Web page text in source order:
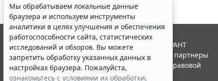
Мы обрабатываем локальные данные
браузера и используем инструменты
аналитики в целях улучшения и обеспечения
работоспособности сайта, статистических
исследований и обзоров. Вы можете
запретить обработку указанных данных в
настройках браузера. Пожалуйста,
ознакомьтесь с условиями их обработки.
© ООО "НПП "ГАРАНТ-СЕРВИС", 2026. Система ГАРАНТ
выпускается с 1990 года. Компания "Гарант" и ее партнеры
являются участниками Российской ассоциации правовой
информации ГАРАНТ.